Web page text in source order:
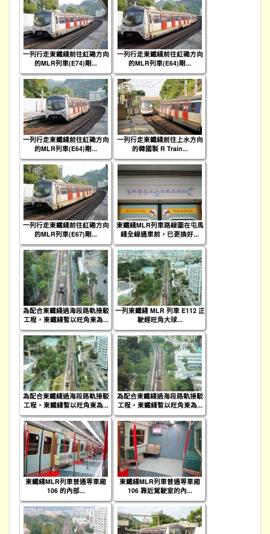
一列行走東鐵綫前往紅磡方向
的MLR列車(E74)剛...
一列行走東鐵綫前往紅磡方向
的MLR列車(E64)剛...
一列行走東鐵綫前往紅磡方向
的MLR列車(E64)剛...
一列行走東鐵綫前往上水方向
的韓國製 R Train...
一列行走東鐵綫前往紅磡方向
的MLR列車(E67)剛...
東鐵綫MLR列車路線圖在屯馬
綫全線通車前，已更換好...
為配合東鐵綫過海段路軌接駁
工程，東鐵綫暫以旺角東為...
一列東鐵綫 MLR 列車 E112 正
駛經旺角大球...
為配合東鐵綫過海段路軌接駁
工程，東鐵綫暫以旺角東為...
為配合東鐵綫過海段路軌接駁
工程，東鐵綫暫以旺角東為...
東鐵綫MLR列車普通等車廂
106 的內部...
東鐵綫MLR列車普通等車廂
106 靠近駕駛室的內...